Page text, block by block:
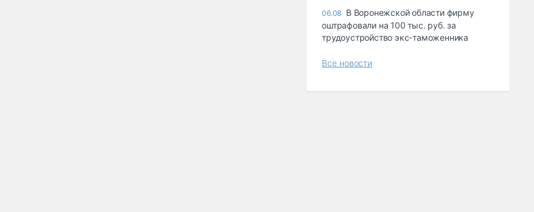
06.08 В Воронежской области фирму
оштрафовали на 100 тыс. руб. за
трудоустройство экс-таможенника
Все новости